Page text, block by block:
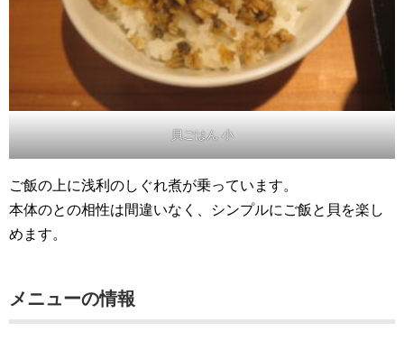
貝ごはん 小
ご飯の上に浅利のしぐれ煮が乗っています。
本体のとの相性は間違いなく、シンプルにご飯と貝を楽し
めます。
メニューの情報